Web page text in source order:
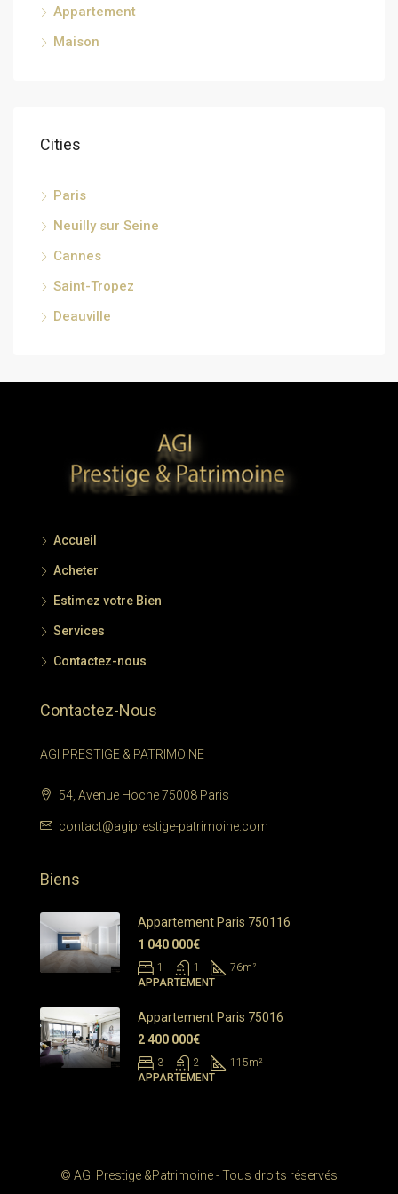
Appartement
Maison
Cities
Paris
Neuilly sur Seine
Cannes
Saint-Tropez
Deauville
Accueil
Acheter
Estimez votre Bien
Services
Contactez-nous
Contactez-Nous
AGI PRESTIGE & PATRIMOINE
54, Avenue Hoche 75008 Paris
contact@agiprestige-patrimoine.com
Biens
Appartement Paris 750116
1 040 000€
1 1 76m²
APPARTEMENT
Appartement Paris 75016
2 400 000€
3 2 115m²
APPARTEMENT
© AGI Prestige &Patrimoine - Tous droits réservés